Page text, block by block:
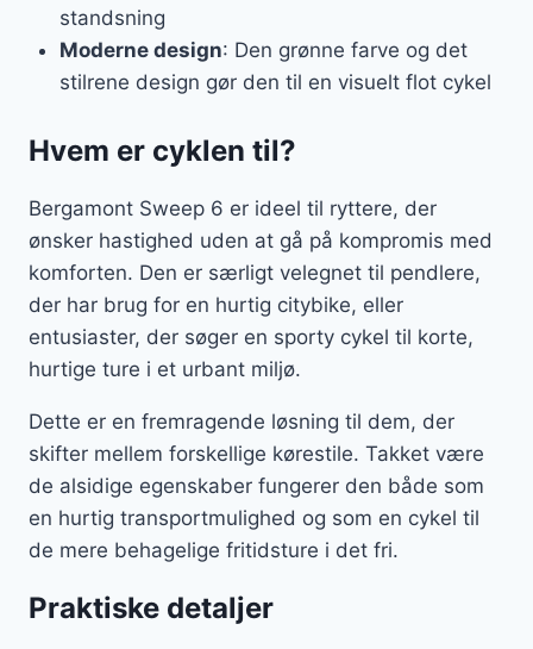
standsning
Moderne design: Den grønne farve og det
stilrene design gør den til en visuelt flot cykel
Hvem er cyklen til?
Bergamont Sweep 6 er ideel til ryttere, der
ønsker hastighed uden at gå på kompromis med
komforten. Den er særligt velegnet til pendlere,
der har brug for en hurtig citybike, eller
entusiaster, der søger en sporty cykel til korte,
hurtige ture i et urbant miljø.
Dette er en fremragende løsning til dem, der
skifter mellem forskellige kørestile. Takket være
de alsidige egenskaber fungerer den både som
en hurtig transportmulighed og som en cykel til
de mere behagelige fritidsture i det fri.
Praktiske detaljer